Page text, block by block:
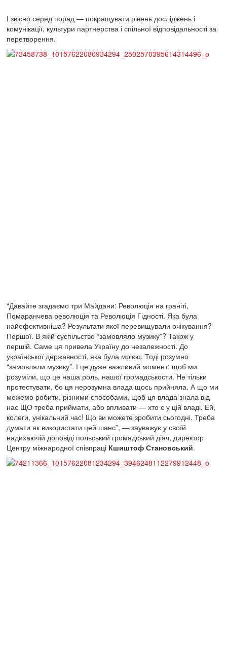
І звісно серед порад — покращувати рівень досліджень і
комунікації, культури партнерства і спільної відповідальності за
перетворення.
“Давайте згадаємо три Майдани: Революція на граніті,
Помаранчева революція та Революція Гідності. Яка була
найефективніша? Результати якої перевищували очікування?
Першої. В якій суспільство “замовляло музику”? Також у
першій. Саме ця привела Україну до незалежності. До
української державності, яка була мрією. Тоді розумно
“замовляли музику”. І це дуже важливий момент: щоб ми
розуміли, що це наша роль, нашої громадськости. Не тільки
протестувати, бо ця нерозумна влада щось прийняла. А що ми
можемо робити, різними способами, щоб ця влада знала від
нас ЩО треба приймати, або впливати — хто є у цій владі. Ей,
колеги, унікальний час! Що ви можете зробити сьогодні. Треба
думати як використати цей шанс”, — зауважує у своїй
надихаючій доповіді польський громадський діяч, директор
Центру міжнародної співпраці Кшиштоф Становський.